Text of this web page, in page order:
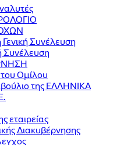
Γενική Συνέλευση
Συνέλευση
Ομίλου
της ΕΛΛΗΝΙΚΑ
εταιρείας
Διακυβέρνησης